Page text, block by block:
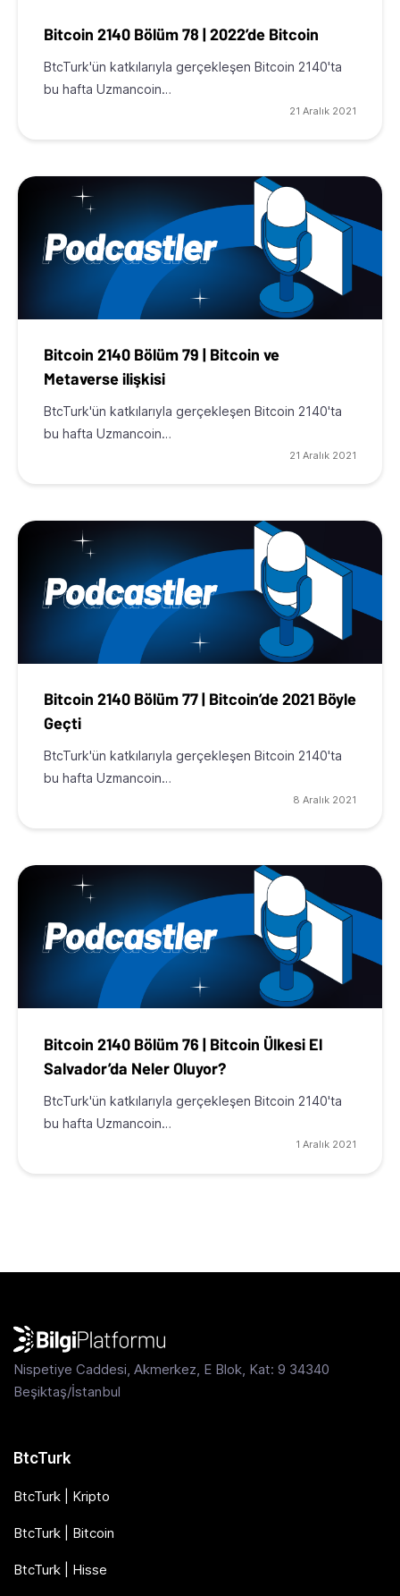
Bitcoin 2140 Bölüm 78 | 2022’de Bitcoin
BtcTurk'ün katkılarıyla gerçekleşen Bitcoin 2140'ta
bu hafta Uzmancoin…
21 Aralık 2021
Bitcoin 2140 Bölüm 79 | Bitcoin ve
Metaverse ilişkisi
BtcTurk'ün katkılarıyla gerçekleşen Bitcoin 2140'ta
bu hafta Uzmancoin…
21 Aralık 2021
Bitcoin 2140 Bölüm 77 | Bitcoin’de 2021 Böyle
Geçti
BtcTurk'ün katkılarıyla gerçekleşen Bitcoin 2140'ta
bu hafta Uzmancoin…
8 Aralık 2021
Bitcoin 2140 Bölüm 76 | Bitcoin Ülkesi El
Salvador’da Neler Oluyor?
BtcTurk'ün katkılarıyla gerçekleşen Bitcoin 2140'ta
bu hafta Uzmancoin…
1 Aralık 2021
Nispetiye Caddesi, Akmerkez, E Blok, Kat: 9 34340
Beşiktaş/İstanbul
BtcTurk
BtcTurk | Kripto
BtcTurk | Bitcoin
BtcTurk | Hisse